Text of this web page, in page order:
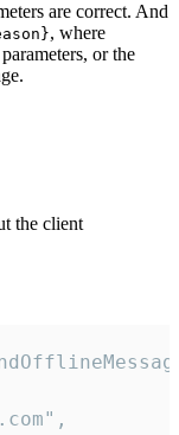
are correct. And
, where
or the
the client